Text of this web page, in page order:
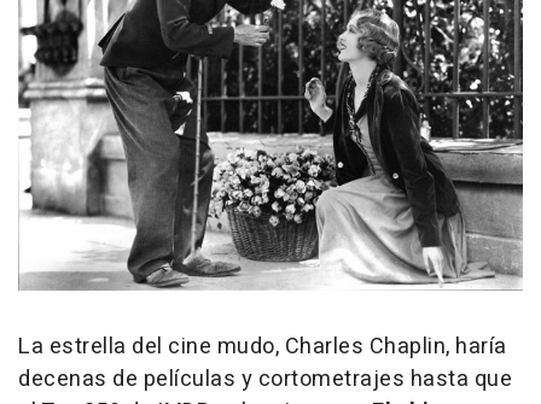
La estrella del cine mudo, Charles Chaplin, haría
decenas de películas y cortometrajes hasta que